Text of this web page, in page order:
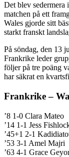
Det blev sedermera
matchen på ett
Wales gjorde sitt
starkt franskt
På söndag, den 13
Frankrike leder
följer på tre poäng
har säkrat en
Frankrike –
’8 1-0 Clara Mateo
’14 1-1 Jess
’45+1 2-1
’53 3-1 Amel Majri
’63 4-1 Grace